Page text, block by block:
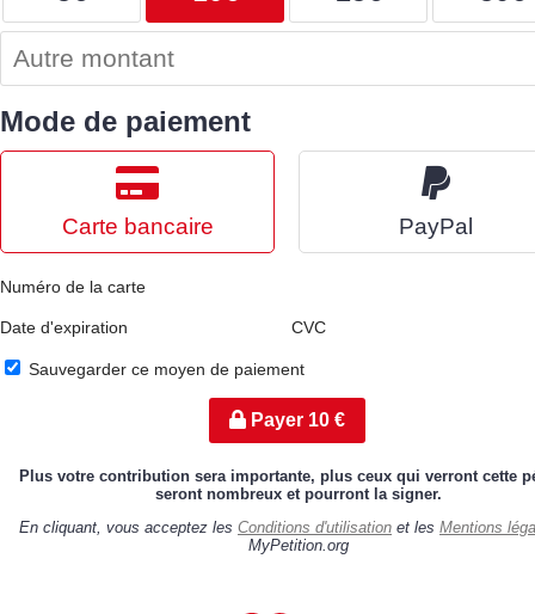
Mode de paiement
Carte bancaire PayPal
Numéro de la carte
Date d'expiration CVC
Sauvegarder ce moyen de paiement
Payer 10€
Plus votre contribution sera importante, plus ceux qui verront cette
seront nombreux et pourront la signer.
En cliquant, vous acceptez les Conditions d'utilisation et les Mentions
MyPetition.org